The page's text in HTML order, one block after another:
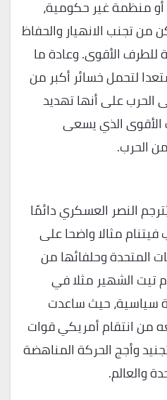
منظمة غير حكومية،
من تجنب الانهيار والحفاظ
للطرف الأقوى. وعادة ما
لتحمل خسائر أكبر من
الحرب على أنها تهديد
الذي يسعى
الحرب.
النصر العسكري دائمًا
مثالا واضحا على
المتحدة وحلفائها من
تيت الشهير مثلا في
سياسية، حيث ساعدت
من انتقام أمريكي قوات
وأجج الحركة المناهضة
والعالم.